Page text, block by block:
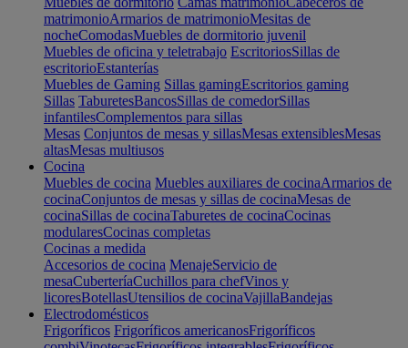
matrimonioArmarios de matrimonioMesitas de
nocheComodasMuebles de dormitorio juvenil
Muebles de oficina y teletrabajo EscritoriosSillas de
escritorioEstanterías
Muebles de Gaming Sillas gamingEscritorios gaming
Sillas TaburetesBancosSillas de comedorSillas
infantilesComplementos para sillas
Mesas Conjuntos de mesas y sillasMesas extensiblesMesas
altasMesas multiusos
Cocina
Muebles de cocina Muebles auxiliares de cocinaArmarios de
cocinaConjuntos de mesas y sillas de cocinaMesas de
cocinaSillas de cocinaTaburetes de cocinaCocinas
modularesCocinas completas
Cocinas a medida
Accesorios de cocina MenajeServicio de
mesaCuberteríaCuchillos para chefVinos y
licoresBotellasUtensilios de cocinaVajillaBandejas
Electrodomésticos
Frigoríficos Frigoríficos americanosFrigoríficos